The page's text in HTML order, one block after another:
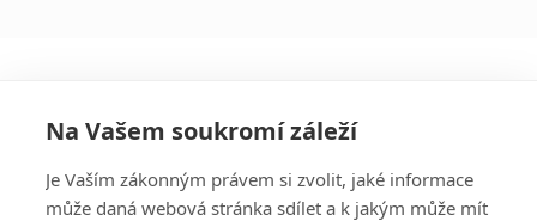
Na Vašem soukromí záleží
Je Vaším zákonným právem si zvolit, jaké informace
může daná webová stránka sdílet a k jakým může mít